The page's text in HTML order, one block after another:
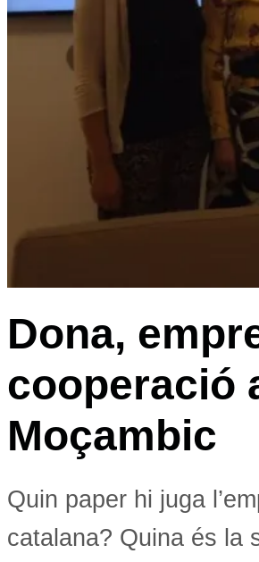
Dona,
cooperació
Moçambic
Quin paper hi juga
catalana? Quina és la